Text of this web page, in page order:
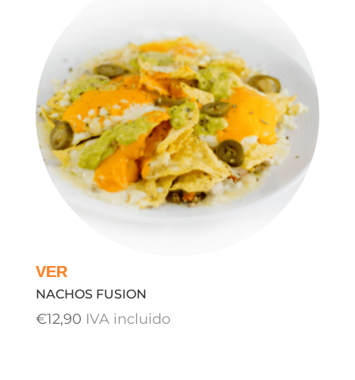
NACHOS FUSION
€12,90 IVA incluido